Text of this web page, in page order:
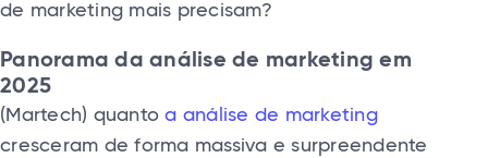
de marketing mais precisam?
Panorama da análise de marketing em
2025
(Martech) quantoa análise de marketing
cresceram de forma massiva e surpreendente